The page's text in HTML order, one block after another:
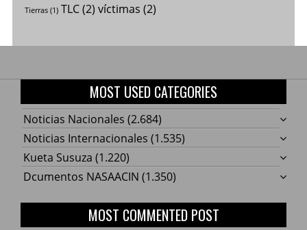
Tierras(1) TLC(2) víctimas (2)
MOST USED CATEGORIES
Noticias Nacionales (2.684)
Noticias Internacionales (1.535)
Kueta Susuza (1.220)
Dcumentos NASAACIN (1.350)
MOST COMMENTED POST